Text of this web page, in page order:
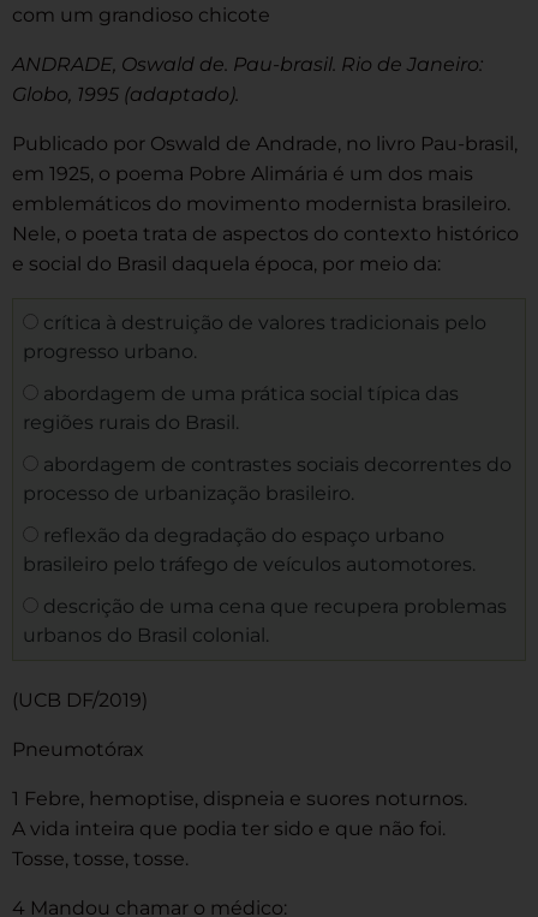
com um grandioso chicote
ANDRADE, Oswald de. Pau-brasil. Rio de Janeiro:
Globo, 1995 (adaptado).
Publicado por Oswald de Andrade, no livro Pau-brasil,
em 1925, o poema Pobre Alimária é um dos mais
emblemáticos do movimento modernista brasileiro.
Nele, o poeta trata de aspectos do contexto histórico
e social do Brasil daquela época, por meio da:
crítica à destruição de valores tradicionais pelo
progresso urbano.
abordagem de uma prática social típica das
regiões rurais do Brasil.
abordagem de contrastes sociais decorrentes do
processo de urbanização brasileiro.
reflexão da degradação do espaço urbano
brasileiro pelo tráfego de veículos automotores.
descrição de uma cena que recupera problemas
urbanos do Brasil colonial.
(UCB DF/2019)
Pneumotórax
1 Febre, hemoptise, dispneia e suores noturnos.
A vida inteira que podia ter sido e que não foi.
Tosse, tosse, tosse.
4 Mandou chamar o médico: